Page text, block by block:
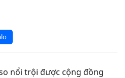
nổi trội được cộng đồng